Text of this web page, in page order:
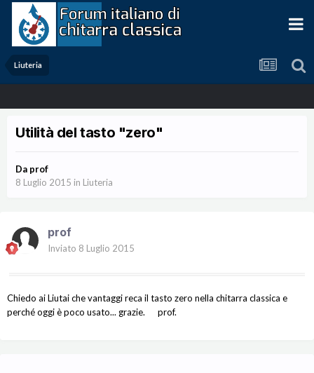
Liuteria
Utilità del tasto "zero"
Da prof
8 Luglio 2015 in Liuteria
prof
Inviato 8 Luglio 2015
Chiedo ai Liutai che vantaggi reca il tasto zero nella chitarra classica e
perché oggi è poco usato... grazie. prof.